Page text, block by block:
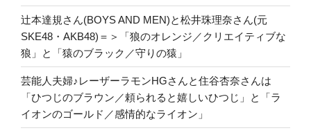
辻本達規さん(BOYS AND MEN)と松井珠理奈さん(元
SKE48・AKB48)＝＞「狼のオレンジ／クリエイティブな
狼」と「猿のブラック／守りの猿」
芸能人夫婦♪レーザーラモンHGさんと住谷杏奈さんは
「ひつじのブラウン／頼られると嬉しいひつじ」と「ラ
イオンのゴールド／感情的なライオン」